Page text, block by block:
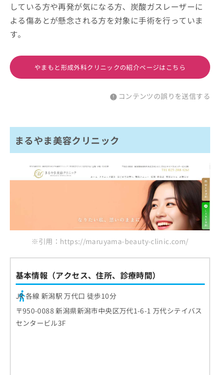
している方や再発が気になる方、炭酸ガスレーザーに
よる傷あとが懸念される方を対象に手術を行っていま
す。
やまもと形成外科クリニックの紹介ページはこちら
コンテンツの誤りを送信する
まるやま美容クリニック
※引用：https://maruyama-beauty-clinic.com/
基本情報（アクセス、住所、診療時間）
JR 各線 新潟駅 万代口 徒歩10分
〒950-0088 新潟県新潟市中央区万代1-6-1 万代シテイバス
センタービル3F